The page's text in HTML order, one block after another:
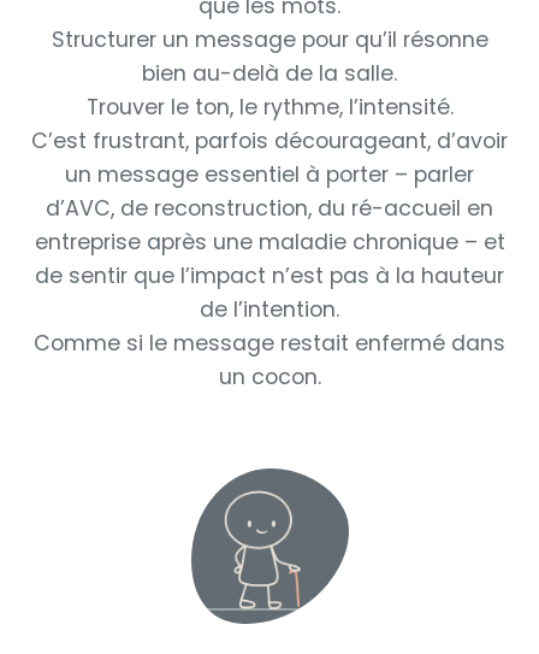
que les mots.
Structurer un message pour qu’il résonne
bien au-delà de la salle.
Trouver le ton, le rythme, l’intensité.
C’est frustrant, parfois décourageant, d’avoir
un message essentiel à porter – parler
d’AVC, de reconstruction, du ré-accueil en
entreprise après une maladie chronique – et
de sentir que l’impact n’est pas à la hauteur
de l’intention.
Comme si le message restait enfermé dans
un cocon.